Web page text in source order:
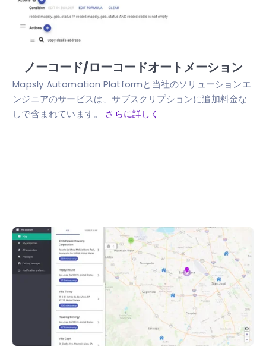
ノーコード/ローコードオートメーション
Mapsly Automation Platformと当社のソリューションエ
ンジニアのサービスは、サブスクリプションに追加料金な
しで含まれています。 さらに詳しく